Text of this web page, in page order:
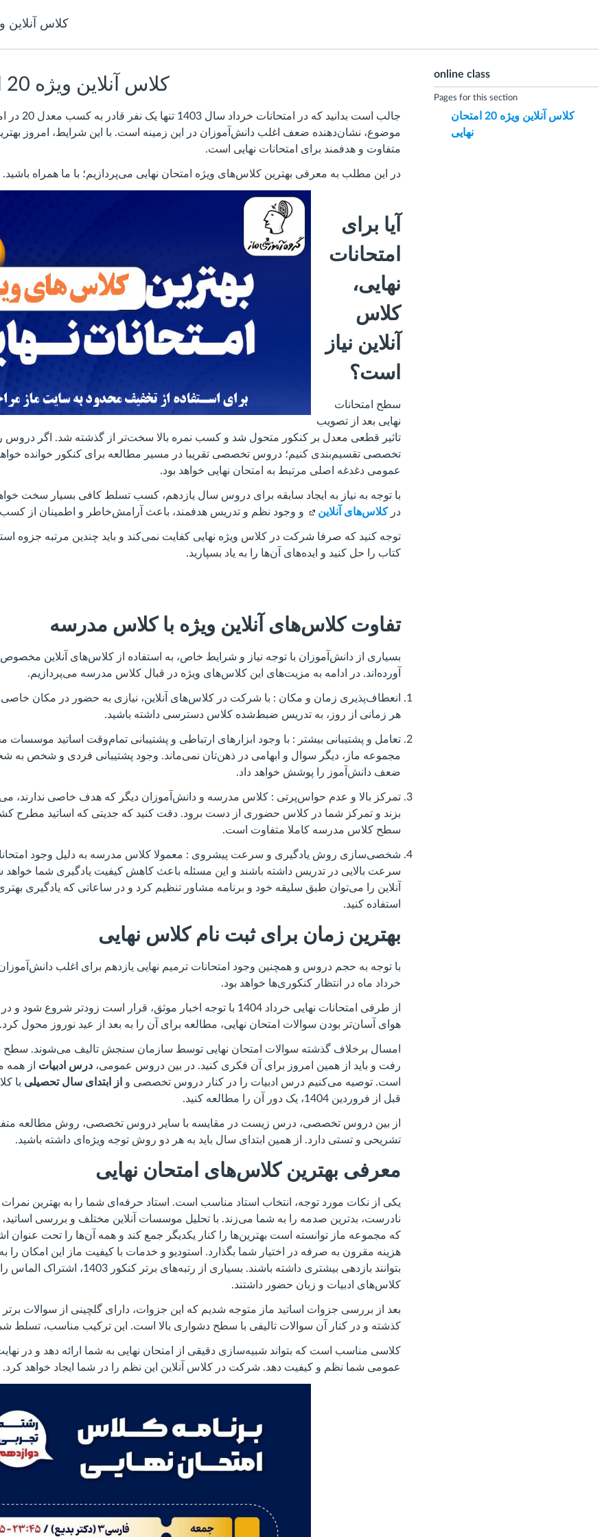
کلاس آنلاین ویژه 20
کلاس آنلاین ویژه 20 امتحان نهایی
جالب است
موضوع، نشان‌دهنده ضعف اغلب دانش‌آموزان در این زمینه است. با این شرایط، امروز
متفاوت و هدفمند برای امتحانات نهایی است.
در این مطلب به معرفی بهترین کلاس‌های ویژه امتحان نهایی می‌پردازیم؛ با ما همراه باشید.
آیا برای
امتحانات
نهایی،
کلاس
آنلاین نیاز
است؟
سطح امتحانات
نهایی بعد از تصویب
تاثیر قطعی معدل بر کنکور متحول شد و کسب نمره بالا سخت‌تر از گذشته شد. اگر دروس
تخصصی تقسیم‌بندی کنیم؛ دروس تخصصی تقریبا در مسیر مطالعه برای کنکور خوانده
عمومی دغدغه اصلی مرتبط به امتحان نهایی خواهد بود.
با توجه به نیاز به ایجاد سابقه برای دروس سال یازدهم، کسب تسلط کافی بسیار سخت
در کلاس‌های آنلاین و وجود نظم و تدریس هدفمند، باعث آرامش‌خاطر و اطمینان از کسب
توجه کنید که صرفا شرکت در کلاس ویژه نهایی کفایت نمی‌کند و باید چندین مرتبه جزوه
کتاب را حل کنید و ایده‌های آن‌ها را به یاد بسپارید.
تفاوت کلاس‌های آنلاین ویژه با کلاس مدرسه
بسیاری از دانش‌آموزان با توجه نیاز و شرایط خاص، به استفاده از کلاس‌های آنلاین
آورده‌اند. در ادامه به مزیت‌های این کلاس‌های ویژه در قبال کلاس مدرسه می‌پردازیم.
انعطاف‌پذیری زمان و مکان : با شرکت در کلاس‌های آنلاین، نیازی به حضور در مکان خاصی
هر زمانی از روز، به تدریس ضبط‌شده کلاس دسترسی داشته باشید.
تعامل و پشتیبانی بیشتر : با وجود ابزارهای ارتباطی و پشتیبانی تمام‌وقت اساتید
مجموعه ماز، دیگر سوال و ابهامی در ذهن‌تان نمی‌ماند. وجود پشتیبانی فردی و شخص به
ضعف دانش‌آموز را پوشش خواهد داد.
تمرکز بالا و عدم حواس‌پرتی : کلاس مدرسه و دانش‌آموزان دیگر که هدف خاصی ندارند،
بزند و تمرکز شما در کلاس حضوری از دست برود. دقت کنید که جدیتی که اساتید مطرح
سطح کلاس مدرسه کاملا متفاوت است.
شخصی‌سازی روش یادگیری و سرعت پیشروی : معمولا کلاس مدرسه به دلیل وجود
سرعت بالایی در تدریس داشته باشند و این مسئله باعث کاهش کیفیت یادگیری شما
آنلاین را می‌توان طبق سلیقه خود و برنامه مشاور تنظیم کرد و در ساعاتی که یادگیری بهتری
استفاده کنید.
بهترین زمان برای ثبت نام کلاس نهایی
با توجه به حجم دروس و همچنین وجود امتحانات ترمیم نهایی یازدهم برای اغلب
خرداد ماه در انتظار کنکوری‌ها خواهد بود.
از طرفی امتحانات نهایی خرداد 1404 با توجه اخبار موثق، قرار است زودتر
هوای آسان‌تر بودن سوالات امتحان نهایی، مطالعه برای آن را به بعد از عید نوروز محول کرد.
امسال برخلاف گذشته سوالات امتحان نهایی توسط سازمان سنجش تالیف می‌شوند. سطح
رفت و باید از همین امروز برای آن فکری کنید. در بین دروس عمومی، درس ادبیات
از همه
است. توصیه می‌کنیم درس ادبیات را در کنار دروس تخصصی و از ابتدای سال تحصیلی با
قبل از فروردین 1404، یک دور آن را مطالعه کنید.
از بین دروس تخصصی، درس زیست در مقایسه با سایر دروس تخصصی، روش مطالعه
تشریحی و تستی دارد. از همین ابتدای سال باید به هر دو روش توجه ویژه‌ای داشته باشید.
معرفی بهترین کلاس‌های امتحان نهایی
یکی از نکات مورد توجه، انتخاب استاد مناسب است. استاد حرفه‌ای شما را به بهترین
نادرست، بدترین صدمه را به شما می‌زند. با تحلیل موسسات آنلاین مختلف و بررسی اساتید،
که مجموعه ماز توانسته است بهترین‌ها را کنار یکدیگر جمع کند و همه آن‌ها را تحت عنوان
هزینه مقرون به صرفه در اختیار شما بگذارد. استودیو و خدمات با کیفیت ماز این امکان را
بتوانند بازدهی بیشتری داشته باشند. بسیاری از
کلاس‌های ادبیات و زبان حضور داشتند.
بعد از بررسی جزوات اساتید ماز متوجه شدیم که این جزوات، دارای گلچینی از سوالات
کذشته و در کنار آن سوالات تالیفی با سطح دشواری بالا است. این ترکیب مناسب، تسلط
کلاسی مناسب است که بتواند شبیه‌سازی دقیقی از امتحان نهایی به شما ارائه دهد و در
عمومی شما نظم و کیفیت دهد. شرکت در کلاس آنلاین این نظم را در شما ایجاد خواهد کرد.
online class
Pages for this section
کلاس آنلاین ویژه 20 امتحان
نهایی